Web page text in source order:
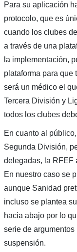
Para su aplicación
protocolo, que es
cuando los clubes
a través de una
la implementación,
plataforma para que
será un médico el
Tercera División y
todos los clubes
En cuanto al
Segunda División,
delegadas, la RFEF
En nuestro caso se
aunque Sanidad
incluso se plantea
hacia abajo por lo
serie de argumentos
suspensión.